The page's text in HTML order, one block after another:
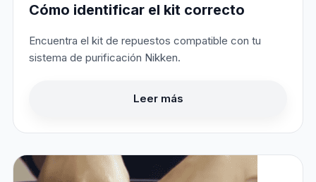
Cómo identificar el kit correcto
Encuentra el kit de repuestos compatible con tu
sistema de purificación Nikken.
Leer más